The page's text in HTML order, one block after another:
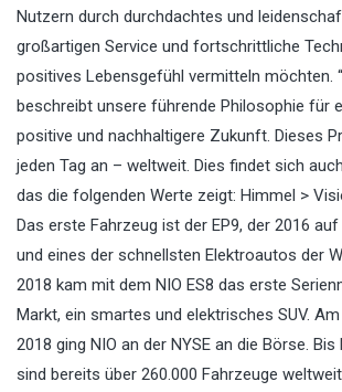
Nutzern durch durchdachtes und
großartigen Service und fortschrittliche
positives Lebensgefühl vermitteln möchten.
beschreibt unsere führende Philosophie für
positive und nachhaltigere Zukunft. Dieses
jeden Tag an – weltweit. Dies findet sich
das die folgenden Werte zeigt: Himmel >
Das erste Fahrzeug ist der EP9, der 2016
und eines der schnellsten Elektroautos der
2018 kam mit dem NIO ES8 das erste
Markt, ein smartes und elektrisches SUV.
2018 ging NIO an der NYSE an die Börse.
sind bereits über 260.000 Fahrzeuge